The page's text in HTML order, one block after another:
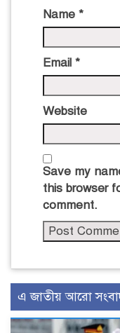
Name *
Email *
Website
Save my
this browser
comment.
এ জাতীয় আরো